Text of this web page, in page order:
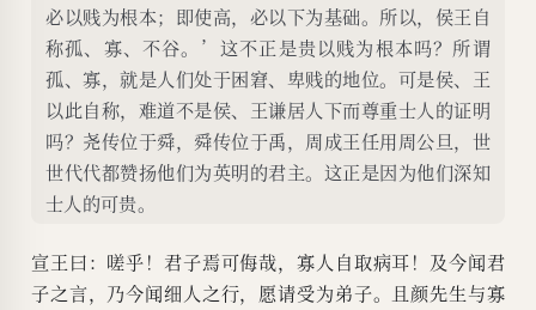
必以贱为根本；即使高，必以下为基础。所以，侯王自
称孤、寡、不谷。’这不正是贵以贱为根本吗？所谓
孤、寡，就是人们处于困窘、卑贱的地位。可是侯、王
以此自称，难道不是侯、王谦居人下而尊重士人的证明
吗？尧传位于舜，舜传位于禹，周成王任用周公旦，世
世代代都赞扬他们为英明的君主。这正是因为他们深知
士人的可贵。
宣王曰：嗟乎！君子焉可侮哉，寡人自取病耳！及今闻君
子之言，乃今闻细人之行，愿请受为弟子。且颜先生与寡